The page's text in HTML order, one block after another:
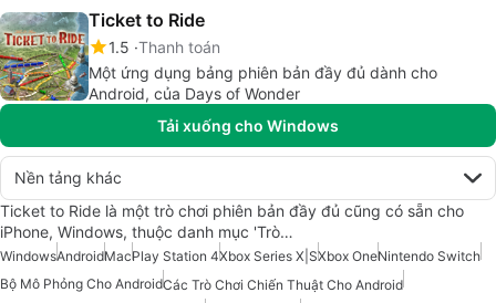
Ticket to Ride
1.5 Thanh toán
Một ứng dụng bảng phiên bản đầy đủ dành cho
Android, của Days of Wonder
Tải xuống cho Windows
Nền tảng khác
Ticket to Ride là một trò chơi phiên bản đầy đủ cũng có sẵn cho
iPhone, Windows, thuộc danh mục 'Trò…
WindowsAndroidMacPlay Station 4Xbox Series X|SXbox OneNintendo Switch
Bộ Mô Phỏng Cho AndroidCác Trò Chơi Chiến Thuật Cho Android